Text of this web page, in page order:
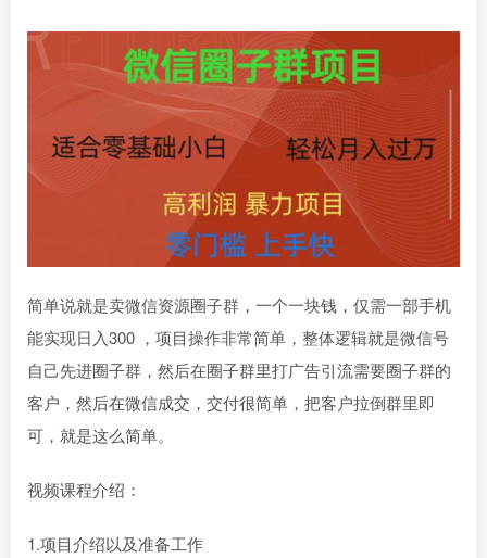
简单说就是卖微信资源圈子群，一个一块钱，仅需一部手机
能实现日入300 ，项目操作非常简单，整体逻辑就是微信号
自己先进圈子群，然后在圈子群里打广告引流需要圈子群的
客户，然后在微信成交，交付很简单，把客户拉倒群里即
可，就是这么简单。
视频课程介绍：
1.项目介绍以及准备工作